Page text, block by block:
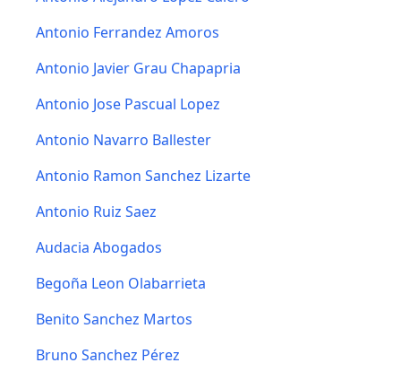
Antonio Ferrandez Amoros
Antonio Javier Grau Chapapria
Antonio Jose Pascual Lopez
Antonio Navarro Ballester
Antonio Ramon Sanchez Lizarte
Antonio Ruiz Saez
Audacia Abogados
Begoña Leon Olabarrieta
Benito Sanchez Martos
Bruno Sanchez Pérez